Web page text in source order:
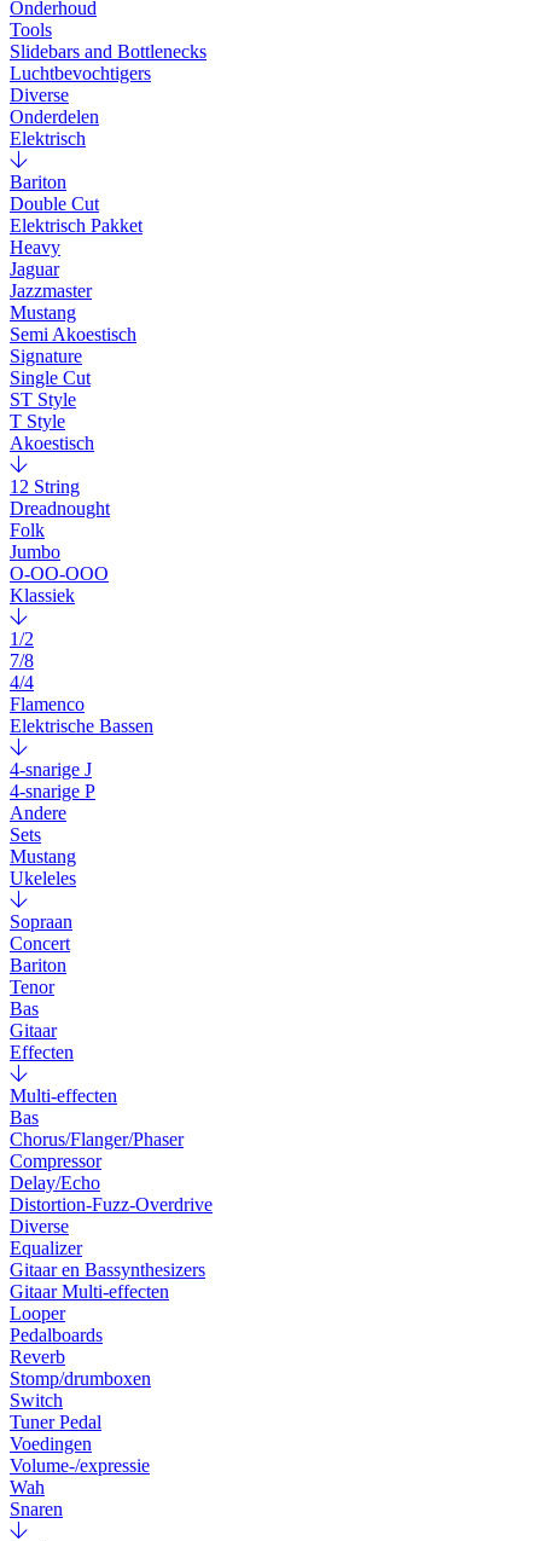
Onderhoud
Tools
Slidebars and Bottlenecks
Luchtbevochtigers
Diverse
Onderdelen
Elektrisch
Bariton
Double Cut
Elektrisch Pakket
Heavy
Jaguar
Jazzmaster
Mustang
Semi Akoestisch
Signature
Single Cut
ST Style
T Style
Akoestisch
12 String
Dreadnought
Folk
Jumbo
O-OO-OOO
Klassiek
1/2
7/8
4/4
Flamenco
Elektrische Bassen
4-snarige J
4-snarige P
Andere
Sets
Mustang
Ukeleles
Sopraan
Concert
Bariton
Tenor
Bas
Gitaar
Effecten
Multi-effecten
Bas
Chorus/Flanger/Phaser
Compressor
Delay/Echo
Distortion-Fuzz-Overdrive
Diverse
Equalizer
Gitaar en Bassynthesizers
Gitaar Multi-effecten
Looper
Pedalboards
Reverb
Stomp/drumboxen
Switch
Tuner Pedal
Voedingen
Volume-/expressie
Wah
Snaren